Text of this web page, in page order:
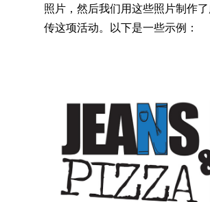
照片，然后我们用这些照片制作
传这项活动。以下是一些示例：